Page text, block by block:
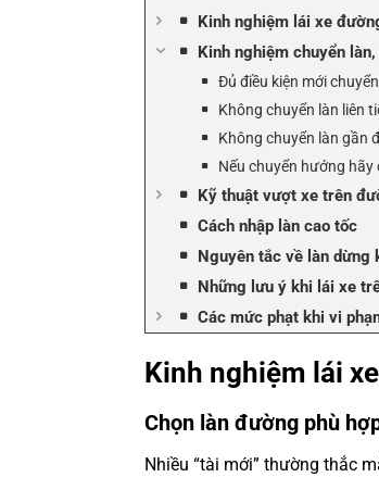
Kinh nghiệm lái xe
Kinh nghiệm chuyển
Đủ điều kiện mới
Không chuyển làn liên
Không chuyển làn gần
Nếu chuyển hướng
Kỹ thuật vượt xe trên
Cách nhập làn cao tốc
Nguyên tắc về làn dừng
Những lưu ý khi lái xe
Các mức phạt khi vi
Kinh nghiệm lái
Chọn làn đường phù
Nhiều “tài mới” thường thắc